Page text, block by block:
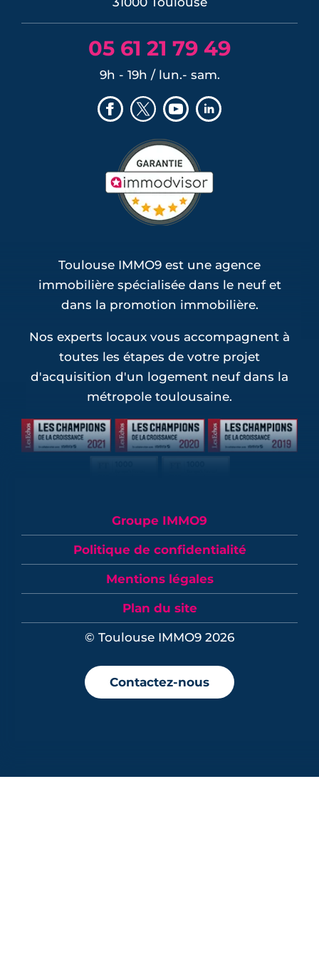
Programmes Jeanbrun Montrabé (1)
Programmes Jeanbrun Pechbonnieu (1)
Programmes Jeanbrun Pechbusque (1)
Programmes Jeanbrun Pin-Balma (1)
Programmes Jeanbrun Plaisance-du-
Programmes Jeanbrun Roques (1)
Programmes Jeanbrun Rouffiac-Tolosan
Programmes Jeanbrun Saint-Loup-
Programmes Jeanbrun Saint-Sauveur (1)
05 61 21 79 49
9h - 19h / lun.- sam.
Toulouse IMMO9 est une agence
immobilière spécialisée dans le neuf et
dans la promotion immobilière.
Nos experts locaux vous accompagnent à
toutes les étapes de votre projet
d'acquisition d'un logement neuf dans la
métropole toulousaine.
Groupe IMMO9
Politique de confidentialité
Mentions légales
Plan du site
© Toulouse IMMO9 2026
Contactez-nous